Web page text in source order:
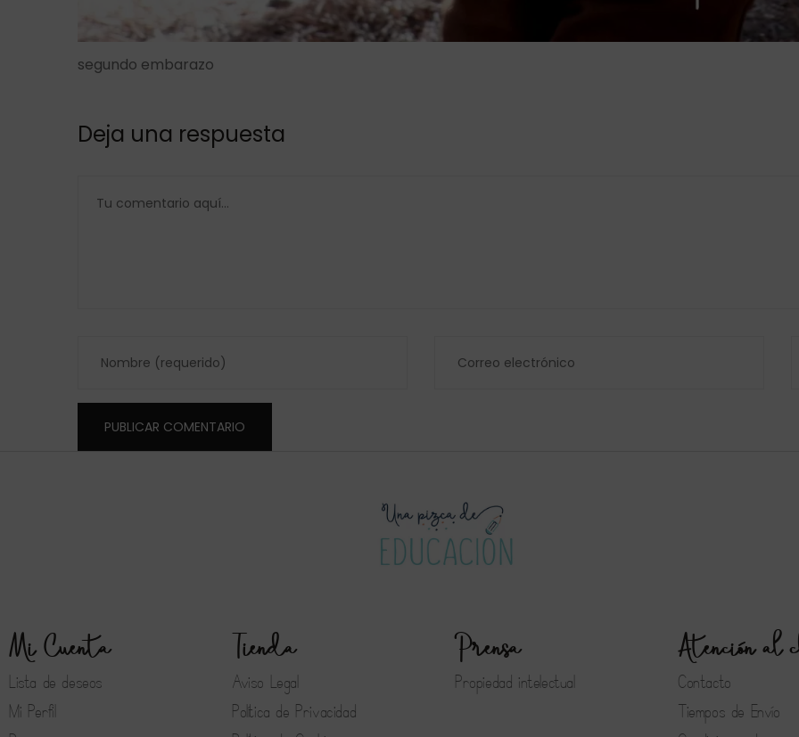
segundo embarazo
Deja una respuesta
Mi Cuenta
Lista de deseos
Mi Perfil
Tienda
Aviso Legal
Política de Privacidad
Prensa
Propiedad intelectual
Atención al
Contacto
Tiempos de Envío